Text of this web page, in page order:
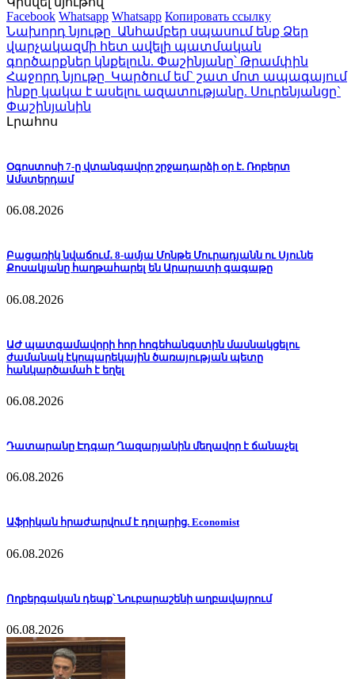
Facebook Whatsapp Whatsapp Копировать ссылку
Նախորդ նյութը Անհամբեր սպասում ենք Ձեր
վարչակազմի հետ ավելի պատմական
գործարքներ կնքելուն. Փաշինյանը՝ Թրամփին
Հաջորդ նյութը Կարծում եմ` շատ մոտ ապագայում
ինքը կակա է ասելու ազատությանը. Սուրենյանցը`
Փաշինյանին
Լրահոս
Օգոստոսի 7-ը վտանգավոր շրջադարձի օր է. Ռոբերտ
Ամստերդամ
06.08.2026
Բացառիկ նվաճում․ 8-ամյա Մոնթե Մուրադյանն ու Սյունե
Քոսակյանը հաղթահարել են Արարատի գագաթը
06.08.2026
ԱԺ պատգամավորի հոր հոգեհանգստին մասնակցելու
ժամանակ էկոպարեկային ծառայության պետը
հանկարծամահ է եղել
06.08.2026
Դատարանը Էդգար Ղազարյանին մեղավոր է ճանաչել
06.08.2026
Աֆրիկան ​​հրաժարվում է դոլարից. Economist
06.08.2026
Ողբերգական դեպք՝ Նուբարաշենի աղբավայրում
06.08.2026